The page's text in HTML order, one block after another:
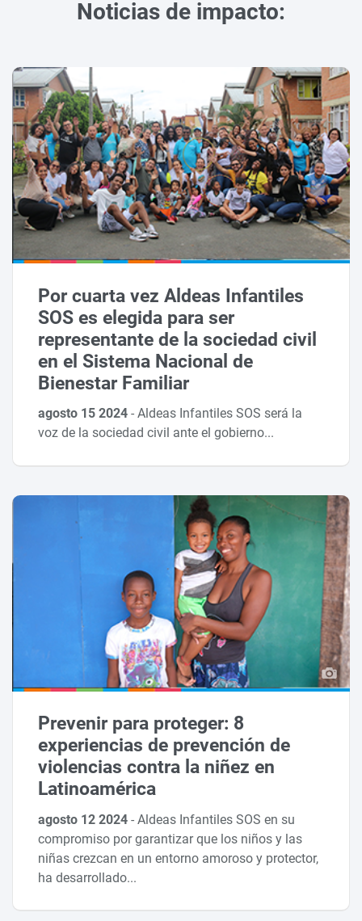
Noticias de impacto:
Por cuarta vez Aldeas Infantiles
SOS es elegida para ser
representante de la sociedad civil
en el Sistema Nacional de
Bienestar Familiar
agosto 15 2024-Aldeas Infantiles SOS será la
voz de la sociedad civil ante el gobierno...
Prevenir para proteger: 8
experiencias de prevención de
violencias contra la niñez en
Latinoamérica
agosto 12 2024-Aldeas Infantiles SOS en su
compromiso por garantizar que los niños y las
niñas crezcan en un entorno amoroso y protector,
ha desarrollado...